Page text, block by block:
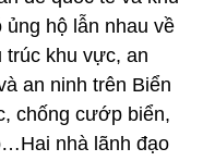
hộ lẫn nhau về
trúc khu vực, an
an ninh trên Biển
chống cướp biển,
nhà lãnh đạo